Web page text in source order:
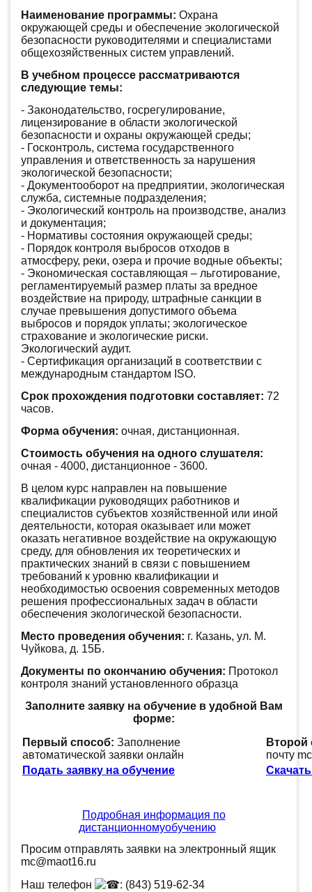
Наименование программы: Охрана
окружающей среды и обеспечение экологической
безопасности руководителями и специалистами
общехозяйственных систем управлений.
В учебном процессе рассматриваются
следующие темы:
- Законодательство, госрегулирование,
лицензирование в области экологической
безопасности и охраны окружающей среды;
- Госконтроль, система государственного
управления и ответственность за нарушения
экологической безопасности;
- Документооборот на предприятии, экологическая
служба, системные подразделения;
- Экологический контроль на производстве, анализ
и документация;
- Нормативы состояния окружающей среды;
- Порядок контроля выбросов отходов в
атмосферу, реки, озера и прочие водные объекты;
- Экономическая составляющая – льготирование,
регламентируемый размер платы за вредное
воздействие на природу, штрафные санкции в
случае превышения допустимого объема
выбросов и порядок уплаты; экологическое
страхование и экологические риски.
Экологический аудит.
- Сертификация организаций в соответствии с
международным стандартом ISO.
Срок прохождения подготовки составляет: 72
часов.
Форма обучения: очная, дистанционная.
Стоимость обучения на одного слушателя:
очная - 4000, дистанционное - 3600.
В целом курс направлен на повышение
квалификации руководящих работников и
специалистов субъектов хозяйственной или иной
деятельности, которая оказывает или может
оказать негативное воздействие на окружающую
среду, для обновления их теоретических и
практических знаний в связи с повышением
требований к уровню квалификации и
необходимостью освоения современных методов
решения профессиональных задач в области
обеспечения экологической безопасности.
Место проведения обучения: г. Казань, ул. М.
Чуйкова, д. 15Б.
Документы по окончанию обучения: Протокол
контроля знаний установленного образца
Заполните заявку на обучение в удобной Вам
форме:
Первый способ: Заполнение
автоматической заявки онлайн
Второй
почту
Подать заявку на обучение
Подробная информация по
дистанционномуобучению
Просим отправлять заявки на электронный ящик
mc@maot16.ru
Наш телефон
: (843) 519-62-34